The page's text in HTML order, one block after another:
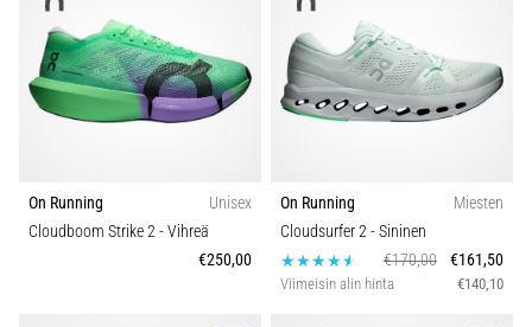
plantaarifaskiitti.
5. 8. 2026
Hiilihydraattitankkaus:
Miten
Vuodenaika
Mukavuus ja pehmuste
On Running
Unisex
Cloudboom Strike 2- Vihreä
€250,00
On Running
Miesten
Cloudsurfer 2- Sininen
€170,00
€161,50
Viimeisin alin hinta €140,10